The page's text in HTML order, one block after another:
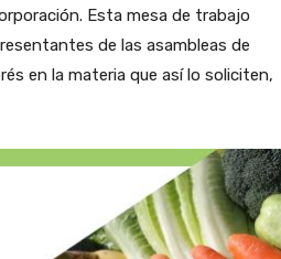
Esta mesa de trabajo
de las asambleas de
en la materia que así lo soliciten,